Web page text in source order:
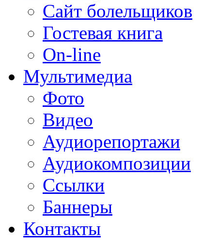
Сайт болельщиков
Гостевая книга
On-line
Мультимедиа
Фото
Видео
Аудиорепортажи
Аудиокомпозиции
Ссылки
Баннеры
Контакты